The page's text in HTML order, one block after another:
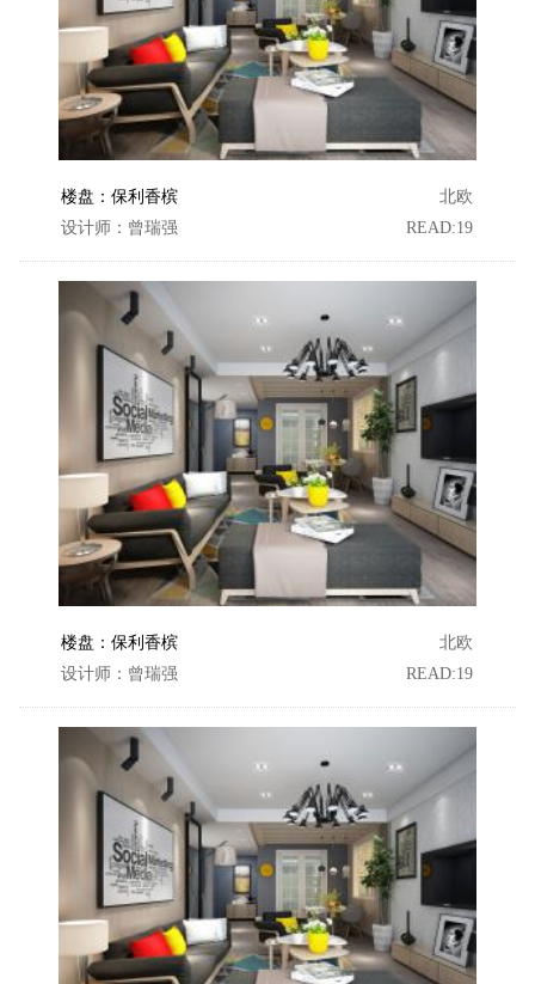
楼盘：保利香槟
北欧
设计师：曾瑞强
READ:19
楼盘：保利香槟
北欧
设计师：曾瑞强
READ:19